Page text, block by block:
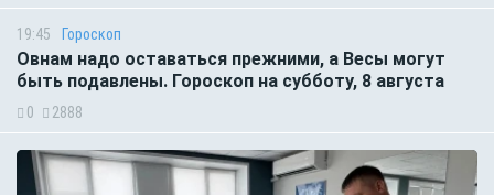
19:45 Гороскоп
Овнам надо оставаться прежними, а Весы могут
быть подавлены. Гороскоп на субботу, 8 августа
0 2888